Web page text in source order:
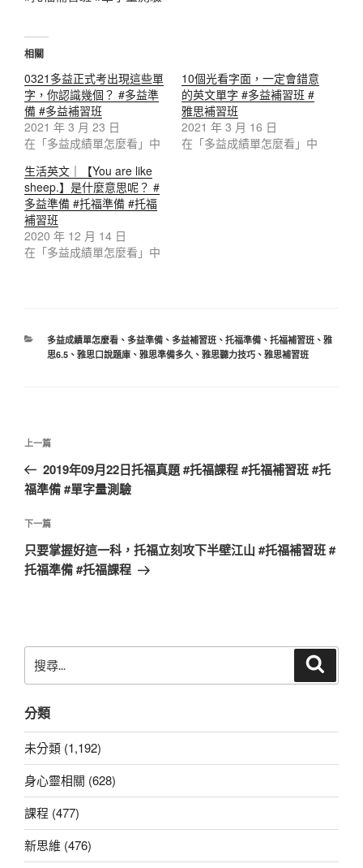
相關
0321多益正式考出現這些單
字，你認識幾個？ #多益準
備 #多益補習班
2021 年 3 月 23 日
在「多益成績單怎麼看」中
10個光看字面，一定會錯意
的英文單字 #多益補習班 #
雅思補習班
2021 年 3 月 16 日
在「多益成績單怎麼看」中
生活英文｜【You are like
sheep.】是什麼意思呢？ #
多益準備 #托福準備 #托福
補習班
2020 年 12 月 14 日
在「多益成績單怎麼看」中
分
類
多益成績單怎麼看、 多益準備、 多益補習班、 托福準備、 托福補習班、 雅
思6.5、 雅思口說題庫、 雅思準備多久 、 雅思聽力技巧、 雅思補習班
文
導
覽
上
一
篇
章
上一篇
2019年09月22日托福真題 #托福課程 #托福補習班 #托
福準備 #單字量測驗
下
一
篇
下一篇
只要掌握好這一科，托福立刻攻下半壁江山 #托福補習班 #
托福準備 #托福課程
尋
鍵
字:
分類
未分類 (1,192)
身心靈相關 (628)
課程 (477)
新思維 (476)